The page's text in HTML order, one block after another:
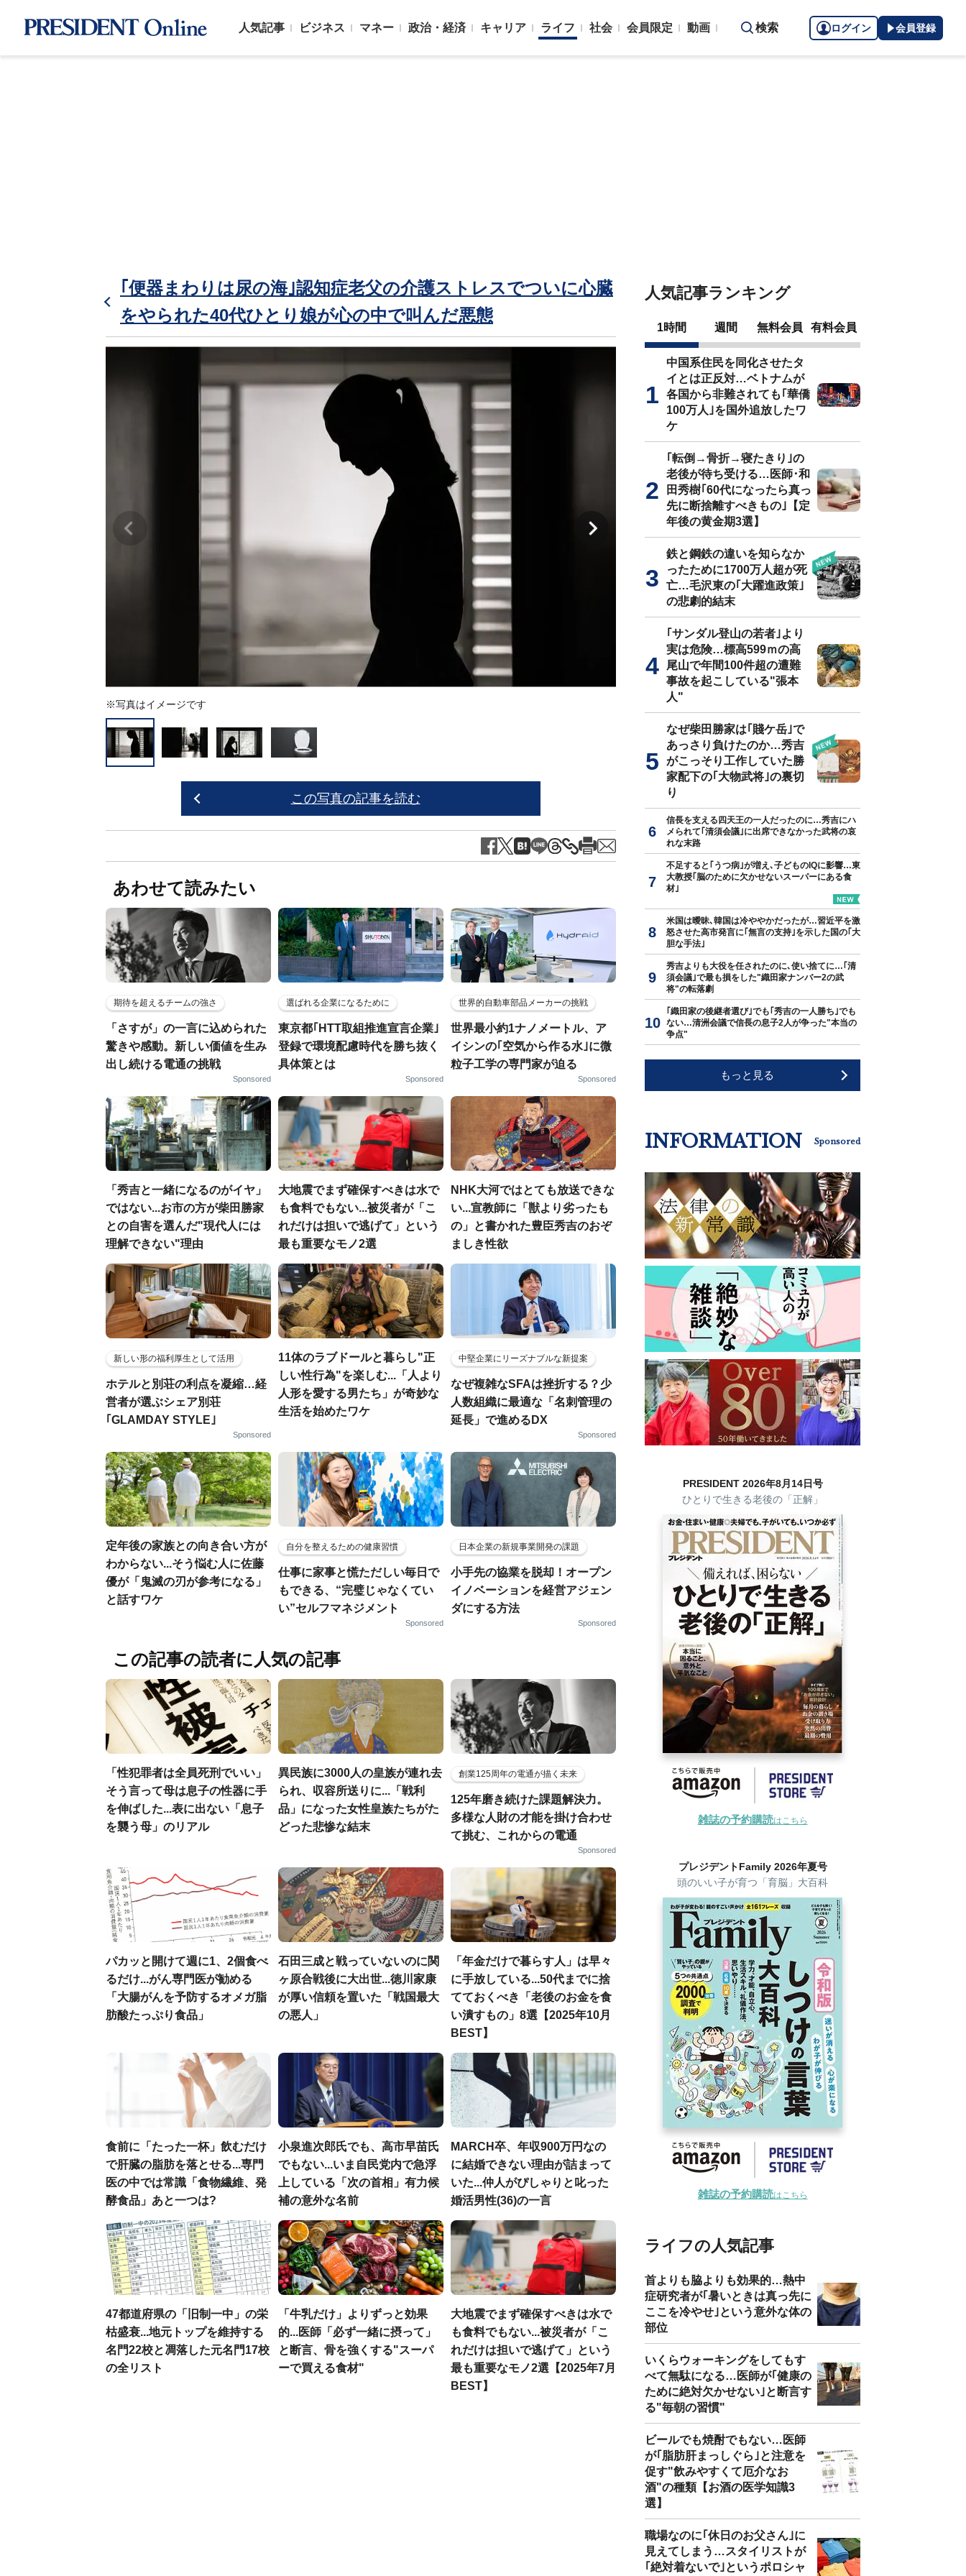
人気記事 ビジネス マネー 政治・経済 キャリア ライフ 社会 会員限定 動画 検索 ログイン 会員登録
｢便器まわりは尿の海｣認知症老父の介護ストレスでついに心臓
をやられた40代ひとり娘が心の中で叫んだ悪態
※写真はイメージです ※写真はイメージです
この写真の記事を読む
あわせて読みたい
期待を超えるチームの強さ
「さすが」の一言に込められた
驚きや感動。新しい価値を生み
出し続ける電通の挑戦
Sponsored
選ばれる企業になるために
東京都｢HTT取組推進宣言企業｣
登録で環境配慮時代を勝ち抜く
具体策とは
Sponsored
世界的自動車部品メーカーの挑戦
世界最小約1ナノメートル、ア
イシンの｢空気から作る水｣に微
粒子工学の専門家が迫る
Sponsored
「秀吉と一緒になるのがイヤ」
ではない...お市の方が柴田勝家
との自害を選んだ"現代人には
理解できない"理由
大地震でまず確保すべきは水で
も食料でもない...被災者が「こ
れだけは担いで逃げて」という
最も重要なモノ2選
NHK大河ではとても放送できな
い...宣教師に「獣より劣ったも
の」と書かれた豊臣秀吉のおぞ
ましき性欲
新しい形の福利厚生として活用
ホテルと別荘の利点を凝縮…経
営者が選ぶシェア別荘
｢GLAMDAY STYLE｣
Sponsored
11体のラブドールと暮らし"正
しい性行為"を楽しむ...「人より
人形を愛する男たち」が奇妙な
生活を始めたワケ
中堅企業にリーズナブルな新提案
なぜ複雑なSFAは挫折する？少
人数組織に最適な「名刺管理の
延長」で進めるDX
Sponsored
定年後の家族との向き合い方が
わからない...そう悩む人に佐藤
優が「鬼滅の刃が参考になる」
と話すワケ
自分を整えるための健康習慣
仕事に家事と慌ただしい毎日で
もできる、“完璧じゃなくてい
い”セルフマネジメント
Sponsored
日本企業の新規事業開発の課題
小手先の協業を脱却！オープン
イノベーションを経営アジェン
ダにする方法
Sponsored
この記事の読者に人気の記事
「性犯罪者は全員死刑でいい」
そう言って母は息子の性器に手
を伸ばした...表に出ない「息子
を襲う母」のリアル
異民族に3000人の皇族が連れ去
られ、収容所送りに...「戦利
品」になった女性皇族たちがた
どった悲惨な結末
創業125周年の電通が描く未来
125年磨き続けた課題解決力。
多様な人財の才能を掛け合わせ
て挑む、これからの電通
Sponsored
パカッと開けて週に1、2個食べ
るだけ...がん専門医が勧める
「大腸がんを予防するオメガ脂
肪酸たっぷり食品」
石田三成と戦っていないのに関
ヶ原合戦後に大出世...徳川家康
が厚い信頼を置いた「戦国最大
の悪人」
「年金だけで暮らす人」は早々
に手放している...50代までに捨
てておくべき「老後のお金を食
い潰すもの」8選【2025年10月
BEST】
食前に「たった一杯」飲むだけ
で肝臓の脂肪を落とせる...専門
医の中では常識「食物繊維、発
酵食品」あと一つは?
小泉進次郎氏でも、高市早苗氏
でもない...いま自民党内で急浮
上している「次の首相」有力候
補の意外な名前
MARCH卒、年収900万円なの
に結婚できない理由が詰まって
いた...仲人がぴしゃりと叱った
婚活男性(36)の一言
47都道府県の「旧制一中」の栄
枯盛衰...地元トップを維持する
名門22校と凋落した元名門17校
の全リスト
「牛乳だけ」よりずっと効果
的...医師「必ず一緒に摂って」
と断言、骨を強くする"スーパ
ーで買える食材"
大地震でまず確保すべきは水で
も食料でもない...被災者が「こ
れだけは担いで逃げて」という
最も重要なモノ2選【2025年7月
BEST】
人気記事ランキング
1時間 週間 無料会員 有料会員
中国系住民を同化させたタ
イとは正反対…ベトナムが
各国から非難されても｢華僑
100万人｣を国外追放したワ
ケ
｢転倒→骨折→寝たきり｣の
老後が待ち受ける…医師･和
田秀樹｢60代になったら真っ
先に断捨離すべきもの｣【定
年後の黄金期3選】
鉄と鋼鉄の違いを知らなか
ったために1700万人超が死
亡…毛沢東の｢大躍進政策｣
の悲劇的結末
｢サンダル登山の若者｣より
実は危険…標高599ｍの高
尾山で年間100件超の遭難
事故を起こしている"張本
人"
なぜ柴田勝家は｢賤ケ岳｣で
あっさり負けたのか…秀吉
がこっそり工作していた勝
家配下の｢大物武将｣の裏切
り
信長を支える四天王の一人だったのに…秀吉にハ
メられて｢清須会議｣に出席できなかった武将の哀
れな末路
不足すると｢うつ病｣が増え､子どものIQに影響…東
大教授｢脳のために欠かせないスーパーにある食
材｣
米国は曖昧､韓国は冷ややかだったが…習近平を激
怒させた高市発言に｢無言の支持｣を示した国の｢大
胆な手法｣
秀吉よりも大役を任されたのに､使い捨てに…｢清
須会議｣で最も損をした"織田家ナンバー2の武
将"の転落劇
｢織田家の後継者選び｣でも｢秀吉の一人勝ち｣でも
ない…清洲会議で信長の息子2人が争った"本当の
争点"
もっと見る
INFORMATION Sponsored
PRESIDENT 2026年8月14日号
ひとりで生きる老後の「正解」
雑誌の予約購読はこちら
プレジデントFamily 2026年夏号
頭のいい子が育つ「育脳」大百科
雑誌の予約購読はこちら
ライフの人気記事
首よりも脇よりも効果的…熱中
症研究者が｢暑いときは真っ先に
ここを冷やせ｣という意外な体の
部位
いくらウォーキングをしてもす
べて無駄になる…医師が｢健康の
ために絶対欠かせない｣と断言す
る"毎朝の習慣"
ビールでも焼酎でもない…医師
が｢脂肪肝まっしぐら｣と注意を
促す"飲みやすくて厄介なお
酒"の種類【お酒の医学知識3
選】
職場なのに｢休日のお父さん｣に
見えてしまう…スタイリストが
｢絶対着ないで｣というポロシャ